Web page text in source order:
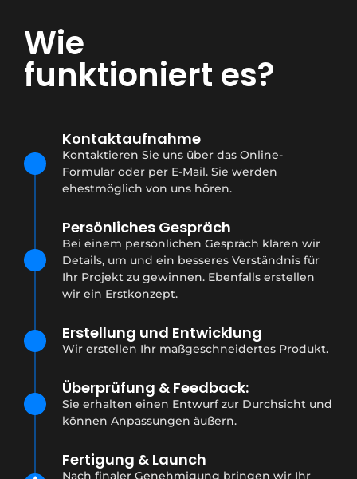
Wie
funktioniert es?
Kontaktaufnahme
Kontaktieren Sie uns über das Online-
Formular oder per E-Mail. Sie werden
ehestmöglich von uns hören.
Persönliches Gespräch
Bei einem persönlichen Gespräch klären wir
Details, um und ein besseres Verständnis für
Ihr Projekt zu gewinnen. Ebenfalls erstellen
wir ein Erstkonzept.
Erstellung und Entwicklung
Wir erstellen Ihr maßgeschneidertes Produkt.
Überprüfung & Feedback:
Sie erhalten einen Entwurf zur Durchsicht und
können Anpassungen äußern.
Fertigung & Launch
Nach finaler Genehmigung bringen wir Ihr